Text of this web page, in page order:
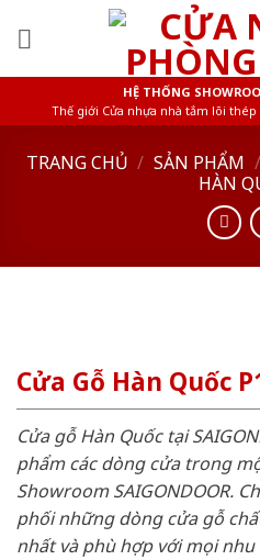
HỆ THỐNG
Thế giới Cửa nhựa nhà tắm lõi
TRANG CHỦ / SẢN PHẨM /
HÀN
Cửa Gỗ Hàn Quốc
Cửa gỗ Hàn Quốc tại
phẩm các dòng cửa trong
Showroom SAIGONDOOR.
phối những dòng cửa gỗ
nhất và phù hợp với mọi